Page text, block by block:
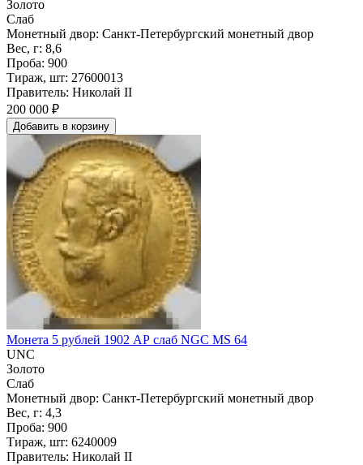
Золото
Слаб
Монетный двор: Санкт-Петербургский монетный двор
Вес, г: 8,6
Проба: 900
Тираж, шт: 27600013
Правитель: Николай II
200 000 ₽
Добавить в корзину
Монета 5 рублей 1902 АР слаб NGC MS 64
UNC
Золото
Слаб
Монетный двор: Санкт-Петербургский монетный двор
Вес, г: 4,3
Проба: 900
Тираж, шт: 6240009
Правитель: Николай II